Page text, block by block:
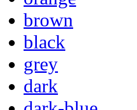
brown
black
grey
dark